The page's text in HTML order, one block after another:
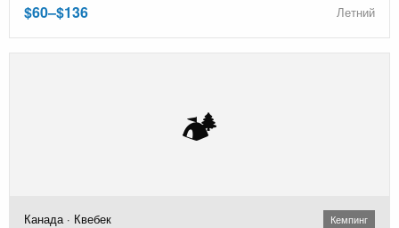
$60–$136 Летний
🏕️
Канада · Квебек Кемпинг